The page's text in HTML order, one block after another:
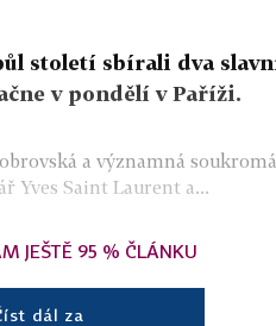
století sbírali dva
v pondělí v Paříži.
a významná
Yves Saint Laurent a...
JEŠTĚ 95 % ČLÁNKU
dál za